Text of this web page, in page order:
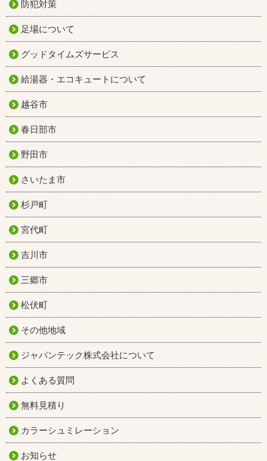
防犯対策
足場について
グッドタイムズサービス
給湯器・エコキュートについて
越谷市
春日部市
野田市
さいたま市
杉戸町
宮代町
吉川市
三郷市
松伏町
その他地域
ジャパンテック株式会社について
よくある質問
無料見積り
カラーシュミレーション
お知らせ